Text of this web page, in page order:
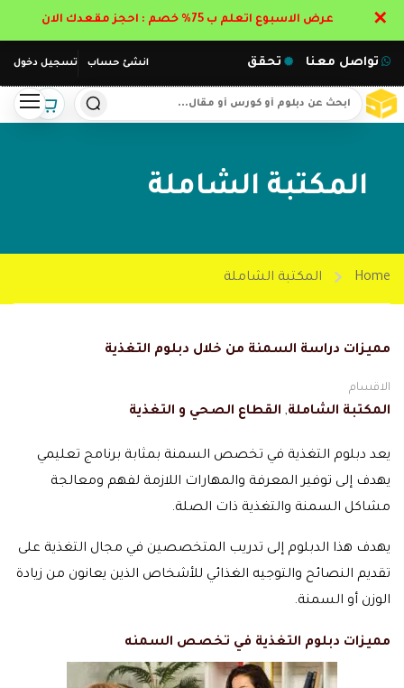
انشئ حساب تسجيل دخول تواصل معنا تحقق
المكتبة الشاملة
Home المكتبة الشاملة
مميزات دراسة السمنة من خلال دبلوم التغذية
الاقسام
المكتبة الشاملة, القطاع الصحي و التغذية
يعد دبلوم التغذية في تخصص السمنة بمثابة برنامج تعليمي
يهدف إلى توفير المعرفة والمهارات اللازمة لفهم ومعالجة
مشاكل السمنة والتغذية ذات الصلة.
يهدف هذا الدبلوم إلى تدريب المتخصصين في مجال التغذية على
تقديم النصائح والتوجيه الغذائي للأشخاص الذين يعانون من زيادة
الوزن أو السمنة.
مميزات دبلوم التغذية في تخصص السمنه
عرض الاسبوع اتعلم ب 75% خصم : احجز مقعدك الان ✕